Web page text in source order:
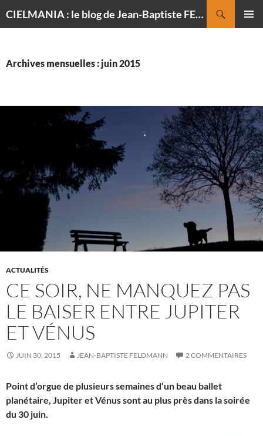
CIELMANIA : le blog de Jean-Baptiste FELDMANN, photographe du ciel
Archives mensuelles : juin 2015
ACTUALITÉS
CE SOIR, NE MANQUEZ PAS
LE BAISER ENTRE JUPITER
ET VÉNUS
JUIN 30, 2015 JEAN-BAPTISTE FELDMANN 2 COMMENTAIRES
Point d’orgue de plusieurs semaines d’un beau ballet
planétaire, Jupiter et Vénus sont au plus près dans la soirée
du 30 juin.